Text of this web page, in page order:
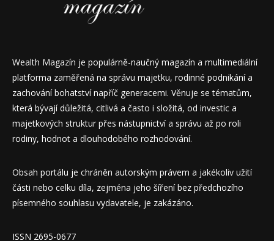
Wealth Magazín je populárně-naučný magazín a multimediální
platforma zaměřená na správu majetku, rodinné podnikání a
zachování bohatství napříč generacemi. Věnuje se tématům,
která bývají důležitá, citlivá a často i složitá, od investic a
majetkových struktur přes nástupnictví a správu až po roli
rodiny, hodnot a dlouhodobého rozhodování.
Obsah portálu je chráněn autorským právem a jakékoliv užití
části nebo celku díla, zejména jeho šíření bez předchozího
písemného souhlasu vydavatele, je zakázáno.
ISSN 2695-0677